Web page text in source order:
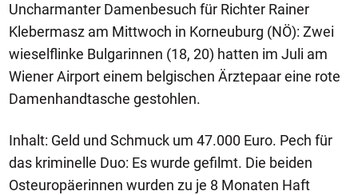
Uncharmanter Damenbesuch für Richter Rainer
Klebermasz am Mittwoch in Korneuburg (NÖ): Zwei
wieselflinke Bulgarinnen (18, 20) hatten im Juli am
Wiener Airport einem belgischen Ärztepaar eine rote
Damenhandtasche gestohlen.
Inhalt: Geld und Schmuck um 47.000 Euro. Pech für
das kriminelle Duo: Es wurde gefilmt. Die beiden
Osteuropäerinnen wurden zu je 8 Monaten Haft